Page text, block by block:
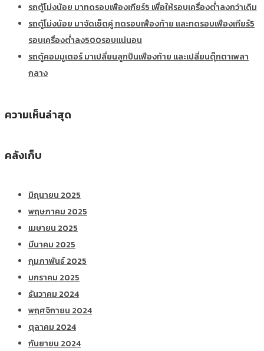
รถตู้โม่งน้อย มาทดรอบเฟืองเกียร์5 เพื่อให้รอบเครื่องต่ำลงกว่าเดิม
รถตู้โม่งน้อย มาจัดเซ็ตคู่ ทดรอบเฟืองท้าย และทดรอบเฟืองเกียร์5
รอบเครื่องต่ำลง500รอบแน่นอน
รถตู้คอมมูเตอร์ มาเปลี่ยนลูกปืนเฟืองท้าย และเปลี่ยนตุ๊กตาเพลา
กลาง
ความเห็นล่าสุด
คลังเก็บ
มิถุนายน 2025
พฤษภาคม 2025
เมษายน 2025
มีนาคม 2025
กุมภาพันธ์ 2025
มกราคม 2025
ธันวาคม 2024
พฤศจิกายน 2024
ตุลาคม 2024
กันยายน 2024